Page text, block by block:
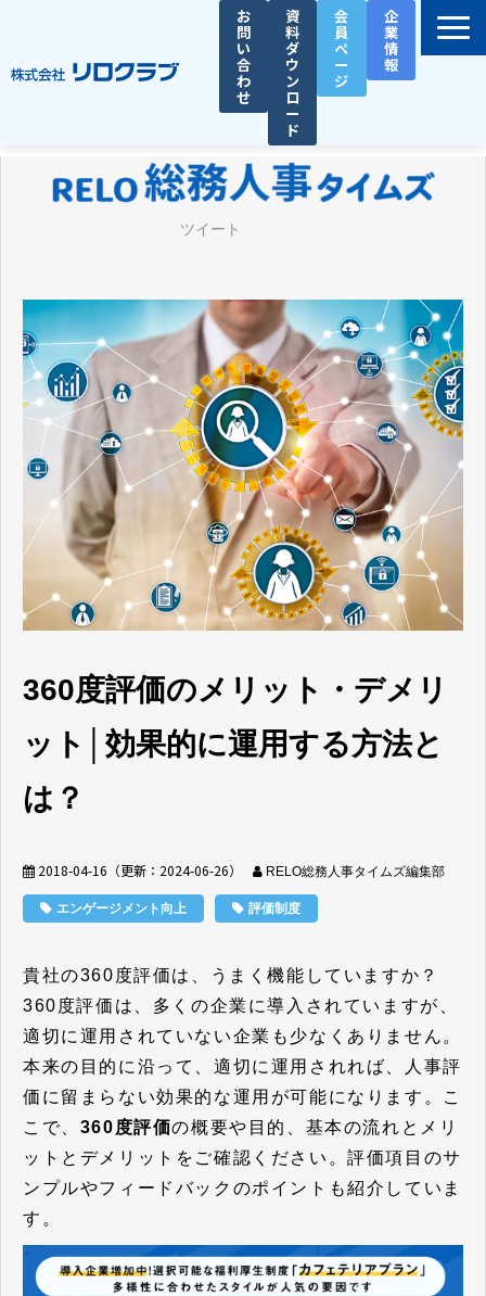
お
問
い
合
わ
せ
資
料
ダ
ウ
ン
ロ
ー
ド
会
員
ペ
ー
ジ
企
業
情
報
選ばれる理由
サービス一覧
お役立ち資料
セミナー
総務人事タイムズ
ツイート
360度評価のメリット・デメリ
ット│効果的に運用する方法と
は？
2018-04-16 （更新： 2024-06-26） RELO総務人事タイムズ編集部
エンゲージメント向上 評価制度
貴社の360度評価は、うまく機能していますか？
360度評価は、多くの企業に導入されていますが、
適切に運用されていない企業も少なくありません。
本来の目的に沿って、適切に運用されれば、人事評
価に留まらない効果的な運用が可能になります。こ
こで、 360度評価の概要や目的、基本の流れとメリ
ットとデメリットをご確認ください。評価項目のサ
ンプルやフィードバックのポイントも紹介していま
す。